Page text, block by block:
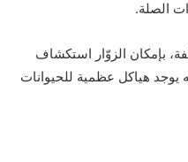
الصلة.
بإمكان الزوّار استكشاف
يوجد هياكل عظمية للحيوانات